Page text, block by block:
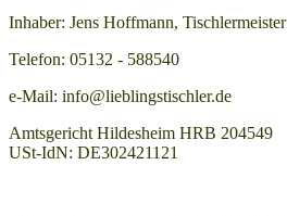
Inhaber: Jens Hoffmann, Tischlermeister
Telefon: 05132 - 588540
e-Mail: info@lieblingstischler.de
Amtsgericht Hildesheim HRB 204549
USt-IdN: DE302421121